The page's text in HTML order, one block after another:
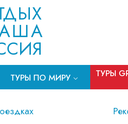
ТУРЫ ПО МИРУ ТУРЫ